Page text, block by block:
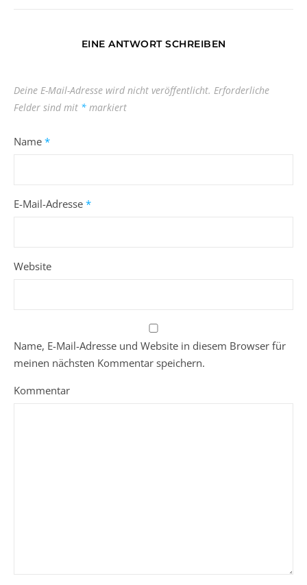
EINE ANTWORT SCHREIBEN
Deine E-Mail-Adresse wird nicht veröffentlicht. Erforderliche
Felder sind mit * markiert
Name *
E-Mail-Adresse *
Website
Name, E-Mail-Adresse und Website in diesem Browser für
meinen nächsten Kommentar speichern.
Kommentar